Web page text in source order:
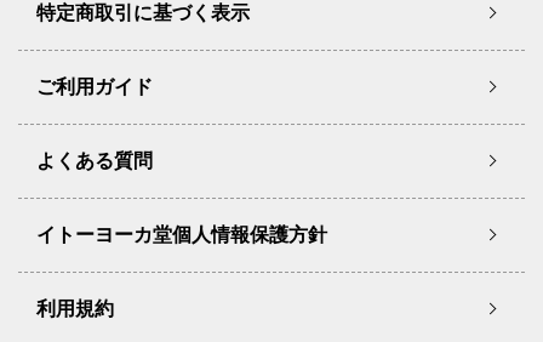
特定商取引に基づく表示
ご利用ガイド
よくある質問
イトーヨーカ堂個人情報保護方針
利用規約